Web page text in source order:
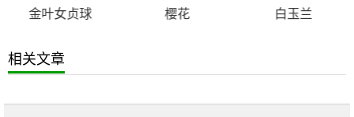
金叶女贞球 樱花 白玉兰
相关文章